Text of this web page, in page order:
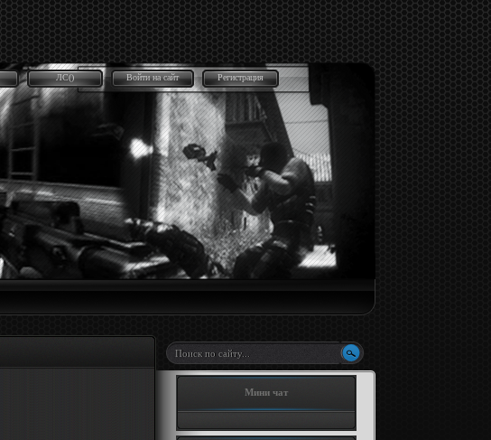
ЛС() Войти на сайт Регистрация
Мини чат